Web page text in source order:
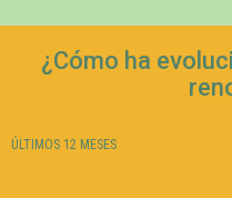
¿Cómo ha
ÚLTIMOS 12 MESES